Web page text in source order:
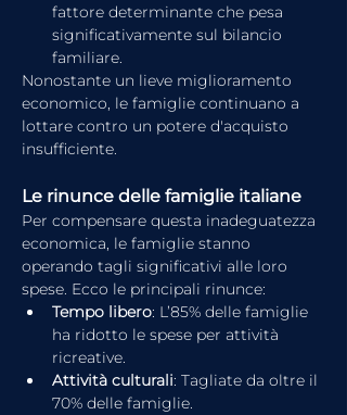
fattore determinante che pesa
significativamente sul bilancio
familiare.
Nonostante un lieve miglioramento
economico, le famiglie continuano a
lottare contro un potere d'acquisto
insufficiente.
Le rinunce delle famiglie italiane
Per compensare questa inadeguatezza
economica, le famiglie stanno
operando tagli significativi alle loro
spese. Ecco le principali rinunce:
Tempo libero: L’85% delle famiglie
ha ridotto le spese per attività
ricreative.
Attività culturali: Tagliate da oltre il
70% delle famiglie.